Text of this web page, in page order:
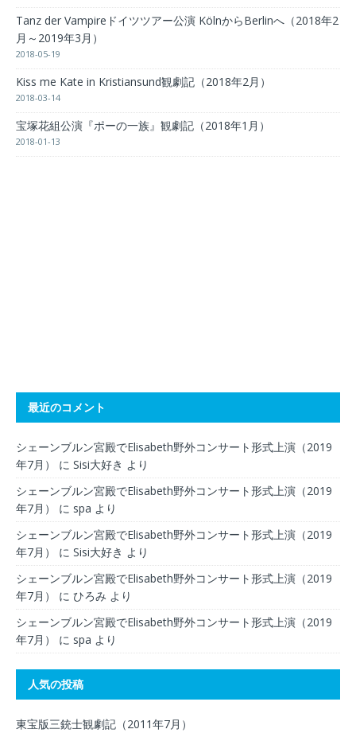
Tanz der Vampireドイツツアー公演 KölnからBerlinへ（2018年2
月～2019年3月）
2018-05-19
Kiss me Kate in Kristiansund観劇記（2018年2月）
2018-03-14
宝塚花組公演『ポーの一族』観劇記（2018年1月）
2018-01-13
最近のコメント
シェーンブルン宮殿でElisabeth野外コンサート形式上演（2019
年7月）
に Sisi大好き より
シェーンブルン宮殿でElisabeth野外コンサート形式上演（2019
年7月）
に spa より
シェーンブルン宮殿でElisabeth野外コンサート形式上演（2019
年7月）
に Sisi大好き より
シェーンブルン宮殿でElisabeth野外コンサート形式上演（2019
年7月）
に ひろみ より
シェーンブルン宮殿でElisabeth野外コンサート形式上演（2019
年7月）
に spa より
人気の投稿
東宝版三銃士観劇記（2011年7月）